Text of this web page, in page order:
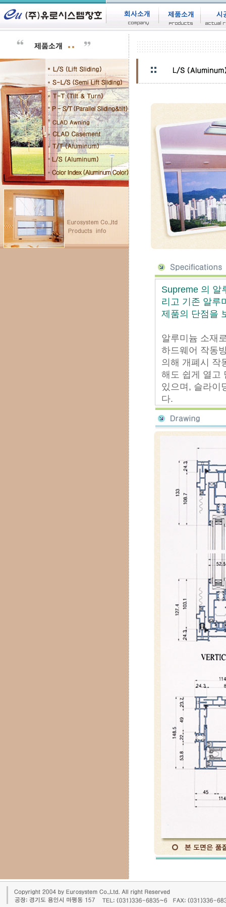
Supreme 의 알
리고 기존 알루
제품의 단점을
알루미늄 소재
하드웨어 작동
의해 개폐시 작
해도 쉽게 열고
있으며, 슬라이
다.